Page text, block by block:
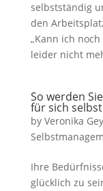
selbstständig
den
„Kann ich
leider nicht
So werden
für sich
by Veronika
Ihre
glücklich zu